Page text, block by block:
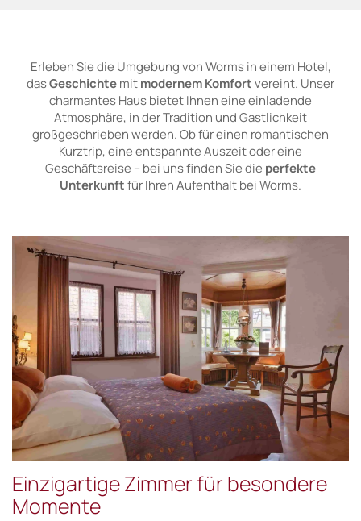
Erleben Sie die Umgebung von Worms in einem Hotel,
dasGeschichtemitmodernem Komfortvereint. Unser
charmantes Haus bietet Ihnen eine einladende
Atmosphäre, in der Tradition und Gastlichkeit
großgeschrieben werden. Ob für einen romantischen
Kurztrip, eine entspannte Auszeit oder eine
Geschäftsreise – bei uns finden Sie die perfekte
Unterkunftfür Ihren Aufenthalt bei Worms.
Einzigartige Zimmer für besondere
Momente